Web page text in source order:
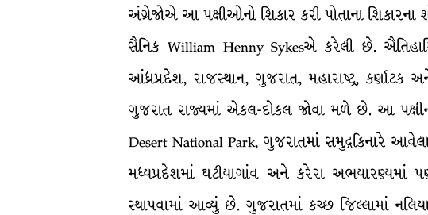
અંગ્રેજોએ આ પક્ષીઓનો શિકાર કરી પોતાના શિકારના
સૈનિક William Henny Sykesએ કરેલી છે.
આંધ્રપ્રદેશ, રાજસ્થાન, ગુજરાત, મહારાષ્ટ્ર,
ગુજરાત રાજ્યમાં એકલ-દોકલ જોવા મળે છે. આ
Desert National Park, ગુજરાતમાં સમુદ્રકિનારે
મધ્યપ્રદેશમાં ઘટીયાગાંવ અને કરેરા
સ્થાપવામાં આવ્યું છે. ગુજરાતમાં કચ્છ જિલ્લામાં